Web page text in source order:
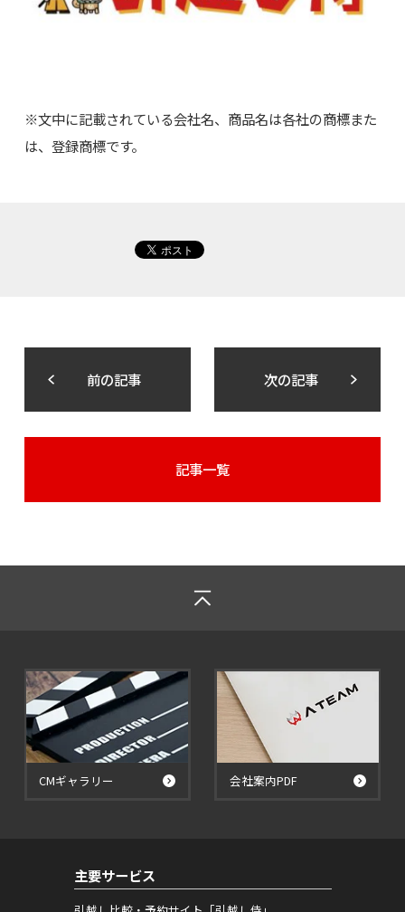
※文中に記載されている会社名、商品名は各社の商標また
は、登録商標です。
前の記事 次の記事
記事一覧
CMギャラリー 会社案内PDF
主要サービス